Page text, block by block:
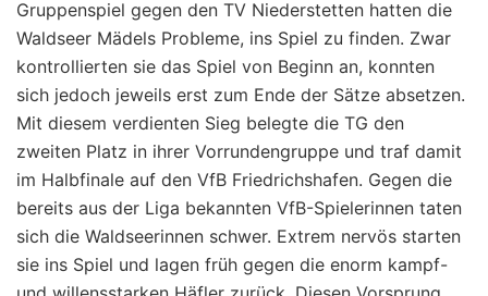
Gruppenspiel gegen den TV Niederstetten hatten die
Waldseer Mädels Probleme, ins Spiel zu finden. Zwar
kontrollierten sie das Spiel von Beginn an, konnten
sich jedoch jeweils erst zum Ende der Sätze absetzen.
Mit diesem verdienten Sieg belegte die TG den
zweiten Platz in ihrer Vorrundengruppe und traf damit
im Halbfinale auf den VfB Friedrichshafen. Gegen die
bereits aus der Liga bekannten VfB-Spielerinnen taten
sich die Waldseerinnen schwer. Extrem nervös starten
sie ins Spiel und lagen früh gegen die enorm kampf-